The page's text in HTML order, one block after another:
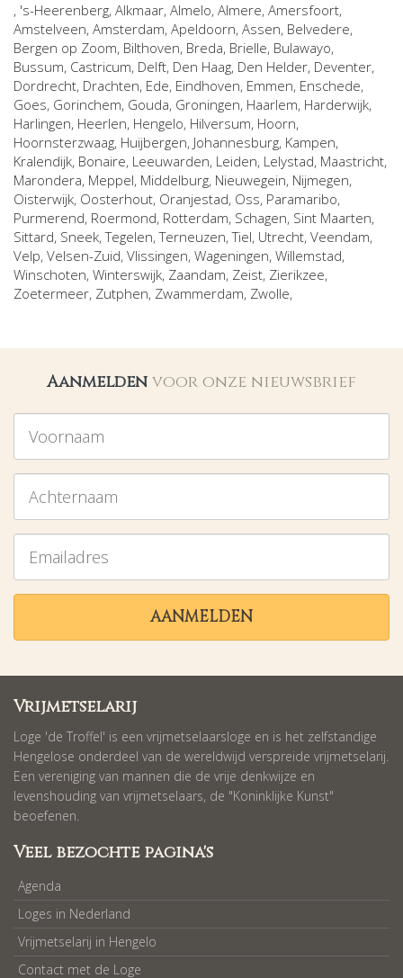
, 's-Heerenberg, Alkmaar, Almelo, Almere, Amersfoort,
Amstelveen, Amsterdam, Apeldoorn, Assen, Belvedere,
Bergen op Zoom, Bilthoven, Breda, Brielle, Bulawayo,
Bussum, Castricum, Delft, Den Haag, Den Helder, Deventer,
Dordrecht, Drachten, Ede, Eindhoven, Emmen, Enschede,
Goes, Gorinchem, Gouda, Groningen, Haarlem, Harderwijk,
Harlingen, Heerlen, Hengelo, Hilversum, Hoorn,
Hoornsterzwaag, Huijbergen, Johannesburg, Kampen,
Kralendijk, Bonaire, Leeuwarden, Leiden, Lelystad, Maastricht,
Marondera, Meppel, Middelburg, Nieuwegein, Nijmegen,
Oisterwijk, Oosterhout, Oranjestad, Oss, Paramaribo,
Purmerend, Roermond, Rotterdam, Schagen, Sint Maarten,
Sittard, Sneek,Tegelen,Terneuzen,Tiel, Utrecht, Veendam,
Velp, Velsen-Zuid, Vlissingen, Wageningen, Willemstad,
Winschoten, Winterswijk, Zaandam, Zeist, Zierikzee,
Zoetermeer, Zutphen, Zwammerdam, Zwolle,
Aanmelden voor onze nieuwsbrief
Voornaam
Achternaam
Emailadres
AANMELDEN
Vrijmetselarij
Loge 'de Troffel' is een vrijmetselaarsloge en is het zelfstandige
Hengelose onderdeel van de wereldwijd verspreide vrijmetselarij.
Een vereniging van mannen die de vrije denkwijze en
levenshouding van vrijmetselaars, de "Koninklijke Kunst"
beoefenen.
Veel bezochte pagina's
Agenda
Loges in Nederland
Vrijmetselarij in Hengelo
Contact met de Loge